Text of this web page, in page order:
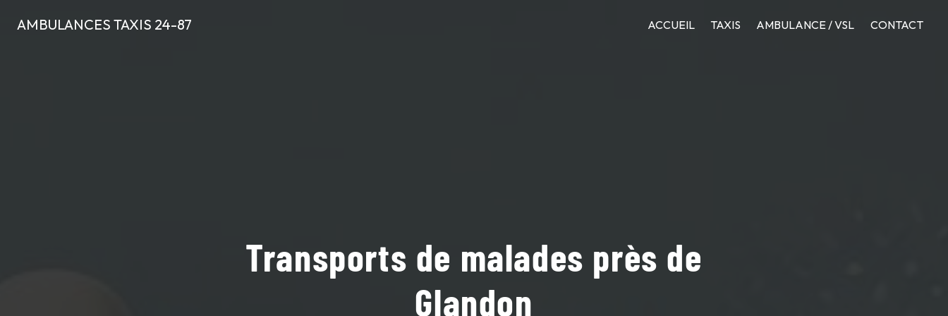
AMBULANCES TAXIS 24-87 ACCUEIL TAXIS AMBULANCE / VSL CONTACT
Transports de malades près de
Glandon